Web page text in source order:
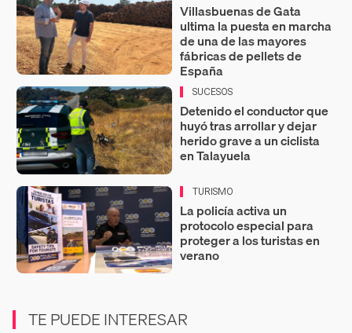
Villasbuenas de Gata
ultima la puesta en marcha
de una de las mayores
fábricas de pellets de
España
SUCESOS
Detenido el conductor que
huyó tras arrollar y dejar
herido grave a un ciclista
en Talayuela
TURISMO
La policía activa un
protocolo especial para
proteger a los turistas en
verano
TE PUEDE INTERESAR